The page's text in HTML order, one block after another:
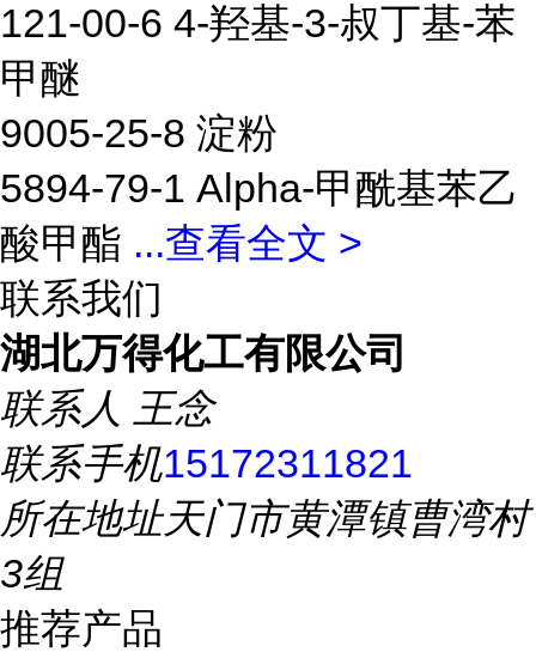
121-00-6 4-羟基-3-叔丁基-苯
甲醚
9005-25-8 淀粉
5894-79-1 Alpha-甲酰基苯乙
酸甲酯 ...查看全文 >
联系我们
湖北万得化工有限公司
联系人 王念
联系手机15172311821
所在地址天门市黄潭镇曹湾村
3组
推荐产品